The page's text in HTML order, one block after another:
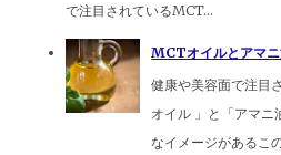
で注目されているMCT...
MCTオイルとアマ
健康や美容面で注目
オイル 」と「アマニ
なイメージがあるこ